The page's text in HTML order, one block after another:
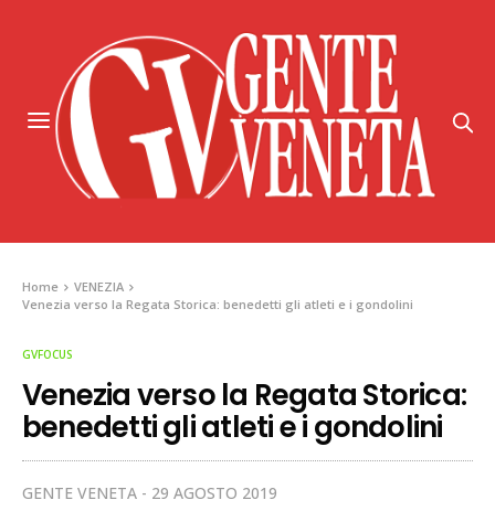
Home
VENEZIA
Venezia verso la Regata Storica: benedetti gli atleti e i gondolini
GVFOCUS
Venezia verso la Regata Storica:
benedetti gli atleti e i gondolini
GENTE VENETA 29 AGOSTO 2019